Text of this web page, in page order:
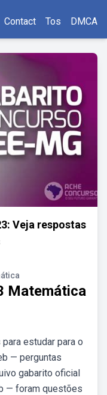
Contact Tos DMCA
Veja respostas
Matemática
estudar para o
— perguntas
gabarito oficial
— foram questões